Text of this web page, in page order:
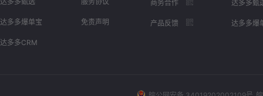
达多多爆单宝
达多多CRM
免责声明
商务合作
产品反馈
达多多甄
达多多爆